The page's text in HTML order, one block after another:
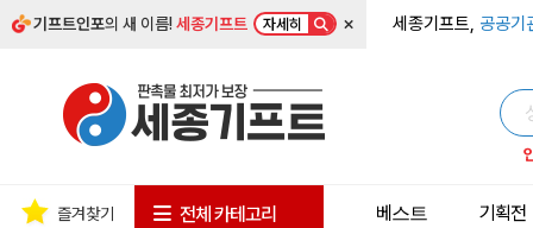
기프트인포의 새 이름!세종기프트 자세히 × 세종기프트, 공공기
즐겨찾기 전체 카테고리
베스트
기획전